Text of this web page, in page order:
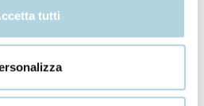
tutti